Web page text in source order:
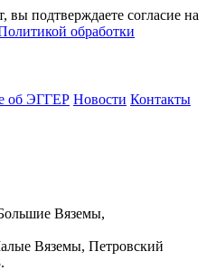
вы подтверждаете согласие на
обработки
об ЭГГЕР Новости Контакты
Вяземы,
Вяземы, Петровский